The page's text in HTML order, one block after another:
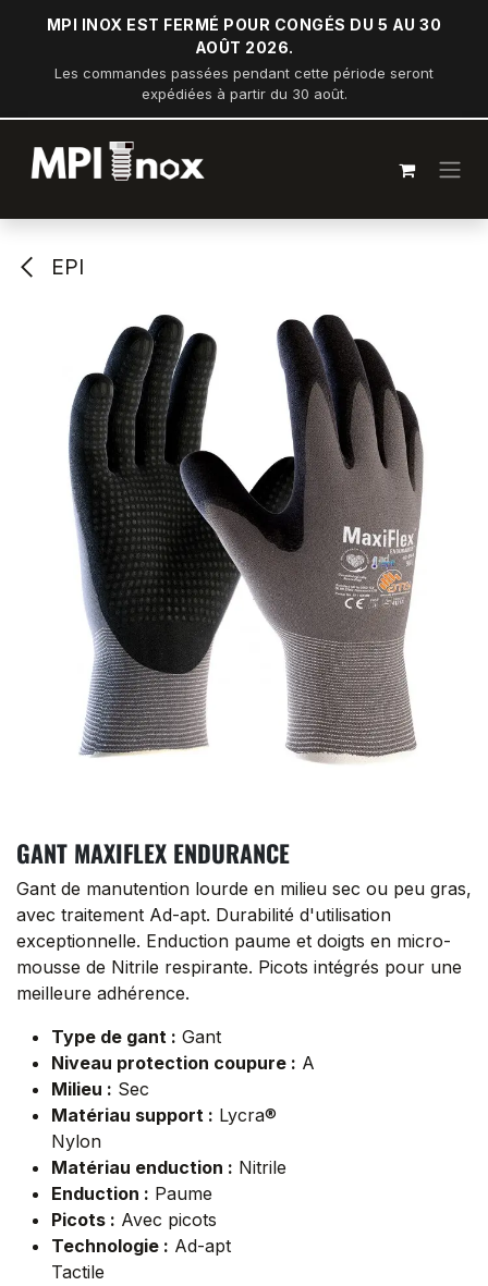
Se rendre au contenu
MPI INOX EST FERMÉ POUR CONGÉS DU 5 AU 30
AOÛT 2026.
Les commandes passées pendant cette période seront
expédiées à partir du 30 août.
EPI
GANT MAXIFLEX ENDURANCE
Gant de manutention lourde en milieu sec ou peu gras,
avec traitement Ad-apt. Durabilité d'utilisation
exceptionnelle. Enduction paume et doigts en micro-
mousse de Nitrile respirante. Picots intégrés pour une
meilleure adhérence.
Type de gant : Gant
Niveau protection coupure : A
Milieu : Sec
Matériau support : Lycra®
Nylon
Matériau enduction : Nitrile
Enduction : Paume
Picots : Avec picots
Technologie : Ad-apt
Tactile